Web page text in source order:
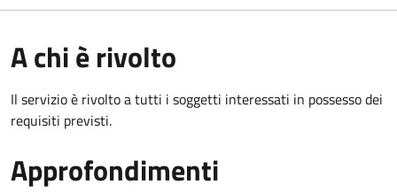
A chi è rivolto
Il servizio è rivolto a tutti i soggetti interessati in possesso dei
requisiti previsti.
Approfondimenti